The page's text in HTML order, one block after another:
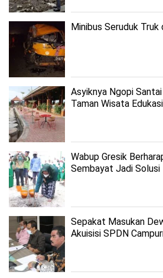
Minibus Seruduk Truk
Asyiknya Ngopi
Taman Wisata
Wabup Gresik
Sembayat Jadi Solusi
Sepakat Masukan
Akuisisi SPDN